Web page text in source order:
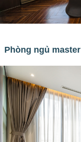
Phòng ngủ master